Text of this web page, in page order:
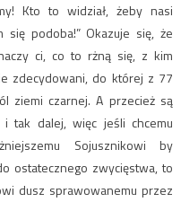
Kto to widział, żeby nasi
podoba!” Okazuje się, że
ci, co to rżną się, z kim
zdecydowani, do której z 77
ziemi czarnej. A przecież są
tak dalej, więc jeśli chcemu
Sojusznikowi by
ostatecznego zwycięstwa, to
dusz sprawowanemu przez